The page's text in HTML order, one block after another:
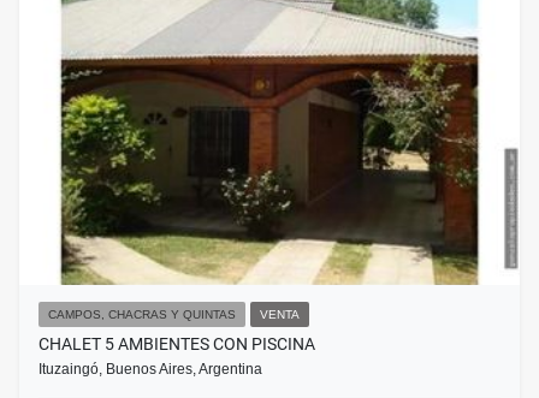
CAMPOS, CHACRAS Y QUINTAS VENTA
CHALET 5 AMBIENTES CON PISCINA
Ituzaingó, Buenos Aires, Argentina